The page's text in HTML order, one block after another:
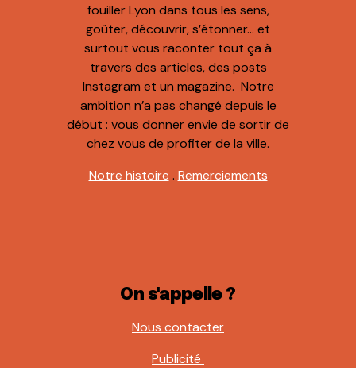
fouiller Lyon dans tous les sens,
goûter, découvrir, s’étonner… et
surtout vous raconter tout ça à
travers des articles, des posts
Instagram et un magazine. Notre
ambition n’a pas changé depuis le
début : vous donner envie de sortir de
chez vous de profiter de la ville.
Notre histoire . Remerciements
On s'appelle ?
Nous contacter
Publicité